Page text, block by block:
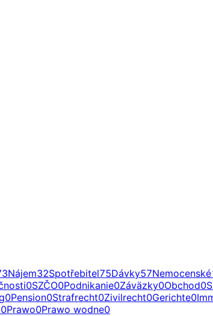
Nájem32Spotřebitel75Dávky57Nemocenské
0SZČO0Podnikanie0Záväzky0Obchod0
0Pension0Strafrecht0Zivilrecht0Gerichte0
0Prawo0Prawo wodne0